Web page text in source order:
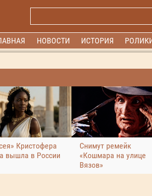
НОВОСТИ ИСТОРИЯ
Кристофера
вышла в России
Снимут ремейк
«Кошмара на улице
Вязов»